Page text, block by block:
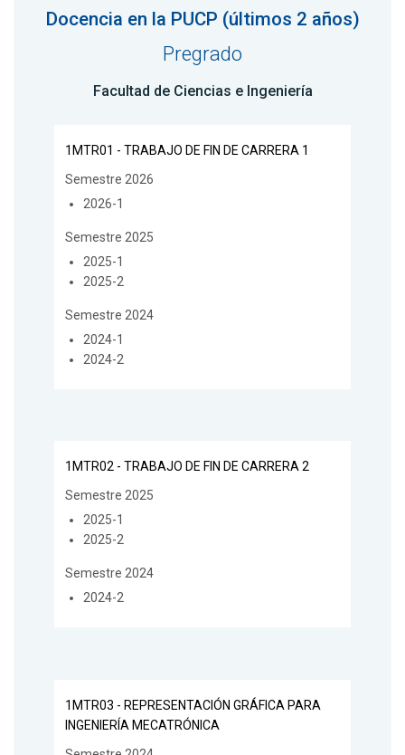
Docencia en la PUCP (últimos 2 años)
Pregrado
Facultad de Ciencias e Ingeniería
1MTR01 - TRABAJO DE FIN DE CARRERA 1
Semestre 2026
2026-1
Semestre 2025
2025-1
2025-2
Semestre 2024
2024-1
2024-2
1MTR02 - TRABAJO DE FIN DE CARRERA 2
Semestre 2025
2025-1
2025-2
Semestre 2024
2024-2
1MTR03 - REPRESENTACIÓN GRÁFICA PARA
INGENIERÍA MECATRÓNICA